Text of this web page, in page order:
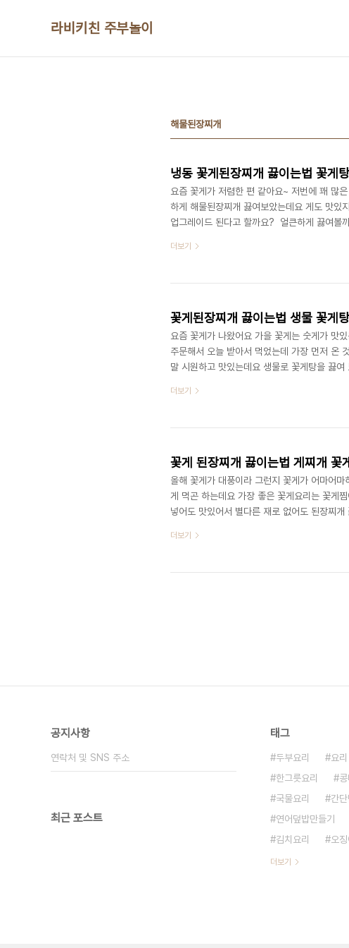
라비키친 주부놀이
해물된장찌개
냉동 꽃게된장찌개 끓이는법 꽃게
요즘 꽃게가 저렴한 편 같아요~ 저번에 꽤 많
하게 해물된장찌개 끓여보았는데요 게도 맛있
업그레이드 된다고 할까요? ​ 얼큰하게 끓여볼
즘에는 코인육수나 육수팩이 잘 나오니 이럴
넣어주는데요 꽃게는 해동시켜서 준비했어요
더보기
꽃게된장찌개 끓이는법 생물 꽃게
요즘 꽃게가 나왔어요 가을 꽃게는 숫게가 맛
주문해서 오늘 받아서 먹었는데 가장 먼저 온
말 시원하고 맛있는데요 생물로 꽃게탕을 끓
줌 팽이버섯 약간 ​ 1. 꽃게 된장찌개 들어가는
개를 넣었습니다 2. 시간이 지나면서 코인 육
더보기
꽃게 된장찌개 끓이는법 게찌개 꽃
올해 꽃게가 대풍이라 그런지 꽃게가 어마어
게 먹곤 하는데요 가장 좋은 꽃게요리는 꽃게
넣어도 맛있어서 별다른 재로 없어도 된장찌
고추 양파 무 된장요리 꽃게 된장찌개 재료는
어서 멸치 육수를 만들어줬어요 해물된장찌개
더보기
공지사항
연락처 및 SNS 주소
최근 포스트
태그
두부요리 요리
한그릇요리
국물요리
간
연어덮밥만들기
김치요리
오
더보기